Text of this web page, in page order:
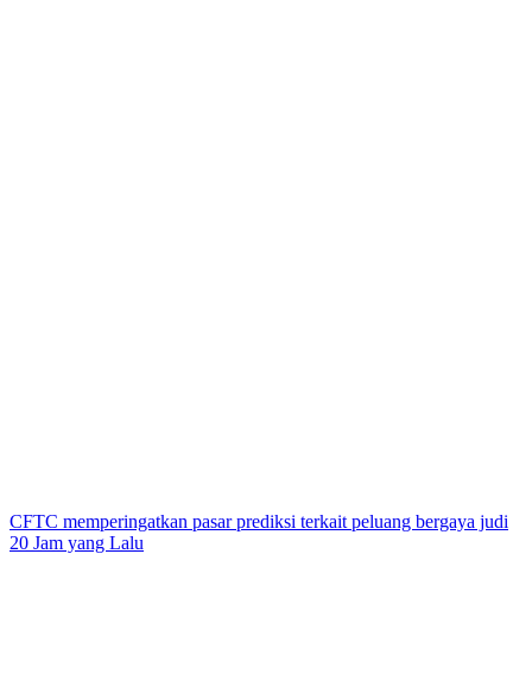
CFTC memperingatkan pasar prediksi terkait peluang bergaya judi
20 Jam yang Lalu